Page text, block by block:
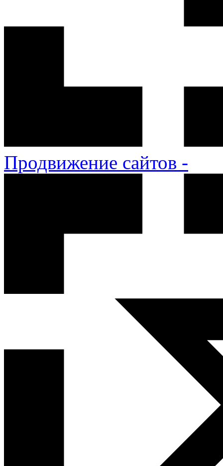
Продвижение сайтов -